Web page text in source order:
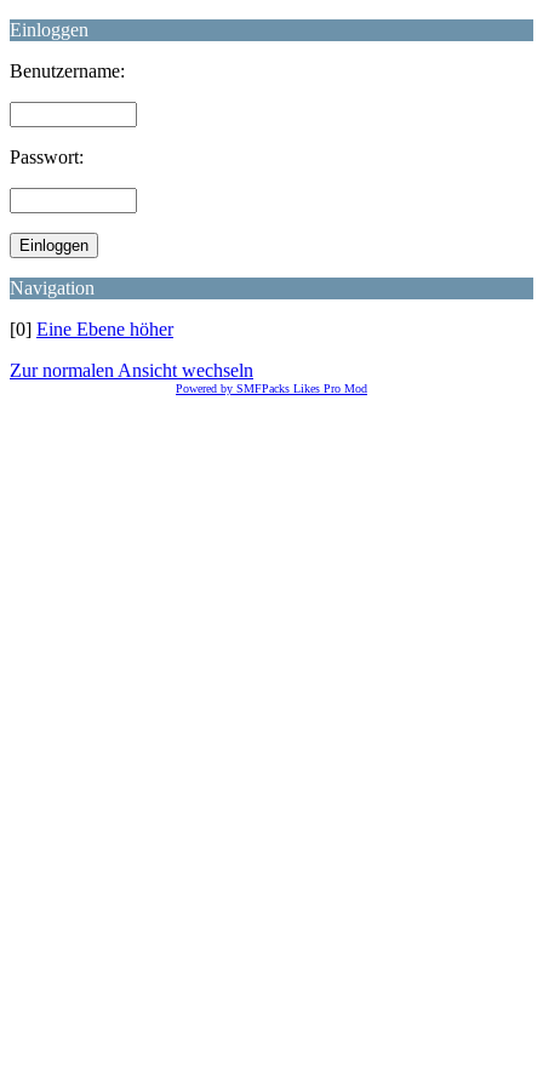
Einloggen
Benutzername:
Passwort:
Navigation
[0] Eine Ebene höher
Zur normalen Ansicht wechseln
Powered by SMFPacks Likes Pro Mod